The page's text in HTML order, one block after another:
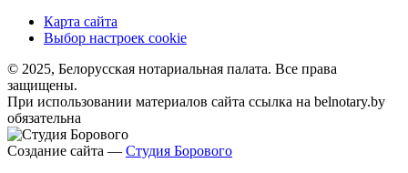
Карта сайта
Выбор настроек cookie
© 2025, Белорусская нотариальная палата. Все права
защищены.
При использовании материалов сайта ссылка на belnotary.by
обязательна
Создание сайта — Студия Борового